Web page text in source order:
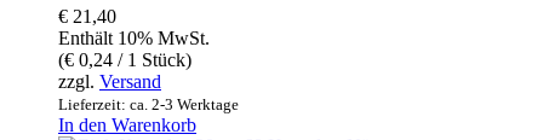
€ 21,40
Enthält 10% MwSt.
(€ 0,24 / 1 Stück)
zzgl. Versand
Lieferzeit: ca. 2-3 Werktage
In den Warenkorb